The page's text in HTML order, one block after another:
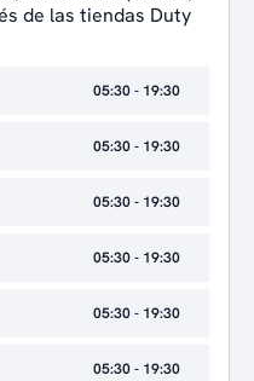
de las tiendas Duty
05:30 - 19:30
05:30 - 19:30
05:30 - 19:30
05:30 - 19:30
05:30 - 19:30
05:30 - 19:30